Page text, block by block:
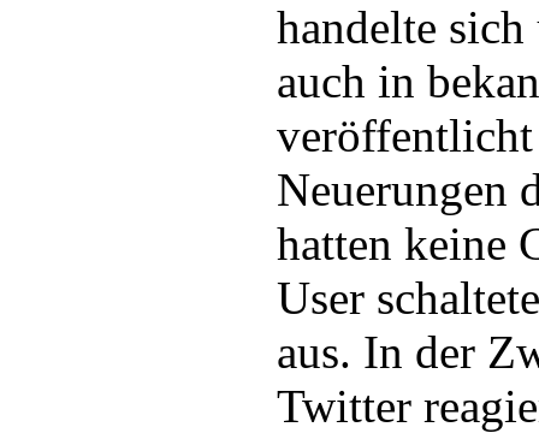
handelte
auch in
Neuerungen
hatten keine
User
aus. In der
Twitter